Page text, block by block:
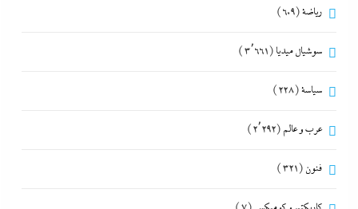
رياضة(609)
سوشيال ميديا (3٬661)
سياسة(228)
عرب و عالم (2٬292)
فنون (321)